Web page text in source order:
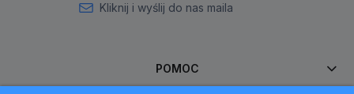
Kliknij i wyślij do nas maila
POMOC